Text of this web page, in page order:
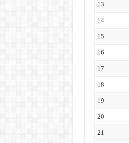
13
14
15
16
17
18
19
20
21